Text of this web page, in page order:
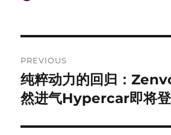
navigation
PREVIOUS
Previous
post:
纯粹动力的回归：
然进气Hypercar即将